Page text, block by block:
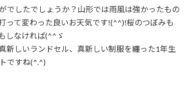
でしたでしょうか？山形では雨風は強かったもの
って変わった良いお天気です!(^^)!桜のつぼみも
しなければ(^^ゞ
新しいランドセル、真新しい制服を纏った1年生
ですね(^.^)